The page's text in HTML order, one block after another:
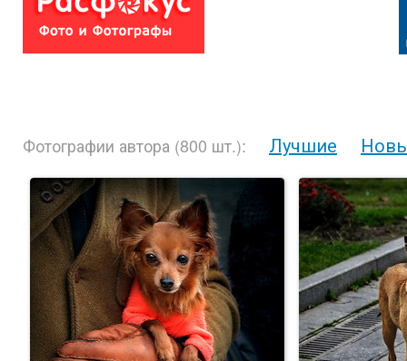
Фотографии автора (800 шт.): Лучшие